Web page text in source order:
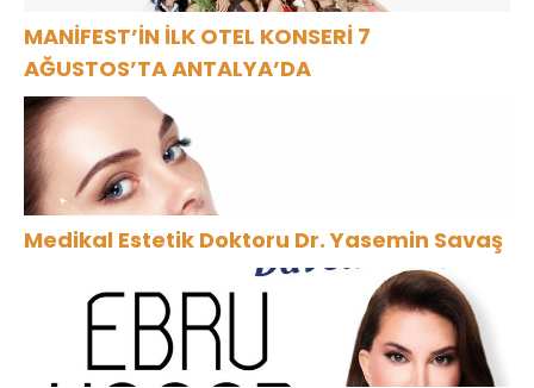
MANİFEST’İN İLK OTEL KONSERİ 7
AĞUSTOS’TA ANTALYA’DA
Medikal Estetik Doktoru Dr. Yasemin Savaş